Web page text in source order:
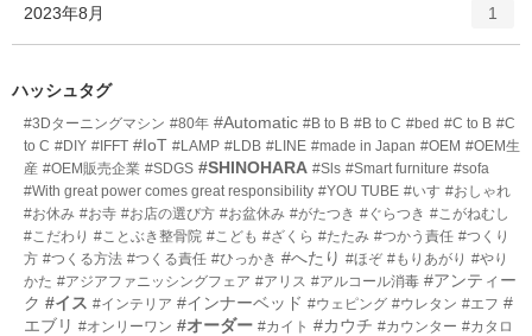
ー
2023年8月
リ
数
1
ハッシュタグ
#3Dターニングマシン #80年 #Automatic #B to B #B to C #bed #C to B #C
to C #DIY #IFFT #IoT #LAMP #LDB #LINE #made in Japan #OEM #OEM生
産 #OEM販売企業 #SDGS #SHINOHARA #Sls #Smart furniture #sofa
#With great power comes great responsibility #YOU TUBE #いす #おしゃれ
#お休み #お寺 #お店の選び方 #お盆休み #がたつき #ぐらつき #こがねむし
#こだわり #ことぶき整骨院 #こども #ざくら #たたみ #つかう責任 #つくり
方 #つくる方法 #つくる責任 #ひっかき #へたり #ほぞ #もりあがり #やり
かた #アジアファニッシングフェア #アリス #アルコール消毒 #アンティー
ク #イス #インテリア #インナーベッド #ウェピング #ウレタン #エフ #
エブリ #オンリーワン #オーダー #カイト #カウチ #カウンター #カタロ